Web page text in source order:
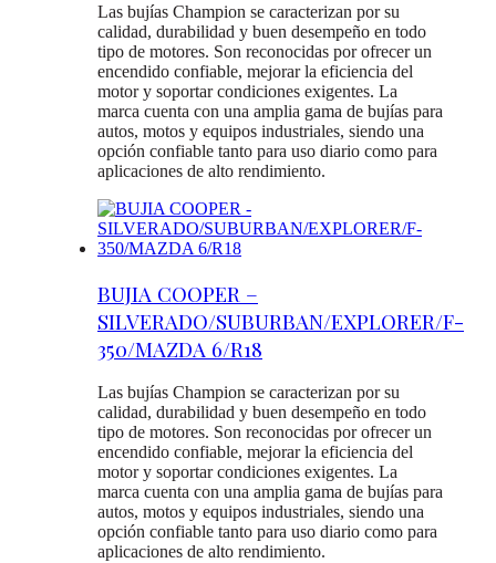
Las bujías Champion se caracterizan por su
calidad, durabilidad y buen desempeño en todo
tipo de motores. Son reconocidas por ofrecer un
encendido confiable, mejorar la eficiencia del
motor y soportar condiciones exigentes. La
marca cuenta con una amplia gama de bujías para
autos, motos y equipos industriales, siendo una
opción confiable tanto para uso diario como para
aplicaciones de alto rendimiento.
BUJIA COOPER –
SILVERADO/SUBURBAN/EXPLORER/F-
350/MAZDA 6/R18
Las bujías Champion se caracterizan por su
calidad, durabilidad y buen desempeño en todo
tipo de motores. Son reconocidas por ofrecer un
encendido confiable, mejorar la eficiencia del
motor y soportar condiciones exigentes. La
marca cuenta con una amplia gama de bujías para
autos, motos y equipos industriales, siendo una
opción confiable tanto para uso diario como para
aplicaciones de alto rendimiento.